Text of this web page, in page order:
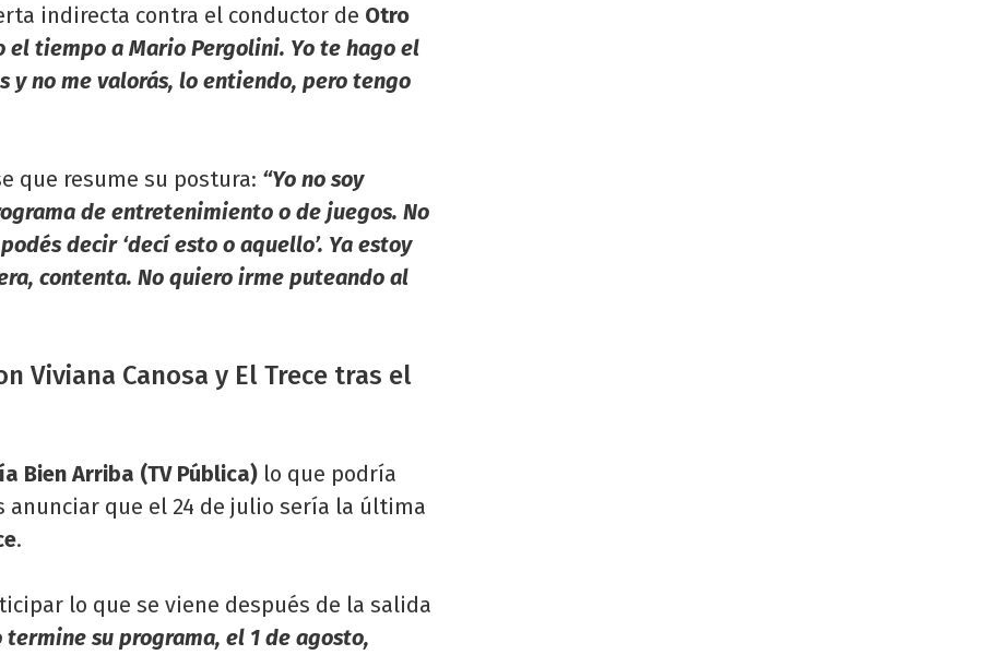
indirecta contra el conductor de Otro
el tiempo a Mario Pergolini. Yo te hago el
y no me valorás, lo entiendo, pero tengo
que resume su postura: “Yo no soy
de entretenimiento o de juegos. No
decir ‘decí esto o aquello’. Ya estoy
contenta. No quiero irme puteando al
Viviana Canosa y El Trece tras el
Bien Arriba (TV Pública) lo que podría
anunciar que el 24 de julio sería la última
.
lo que se viene después de la salida
termine su programa, el 1 de agosto,